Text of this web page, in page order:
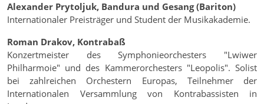
Alexander Prytoljuk, Bandura und Gesang (Bariton)
Internationaler Preisträger und Student der Musikakademie.
Roman Drakov, Kontrabaß
Konzertmeister des Symphonieorchesters "Lwiwer
Philharmoie" und des Kammerorchesters "Leopolis". Solist
bei zahlreichen Orchestern Europas, Teilnehmer der
Internationalen Versammlung von Kontrabassisten in